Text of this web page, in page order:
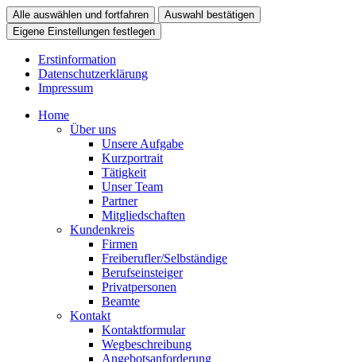
Alle auswählen und fortfahren
Auswahl bestätigen
Eigene Einstellungen festlegen
Erstinformation
Datenschutzerklärung
Impressum
Home
Über uns
Unsere Aufgabe
Kurzportrait
Tätigkeit
Unser Team
Partner
Mitgliedschaften
Kundenkreis
Firmen
Freiberufler/Selbständige
Berufseinsteiger
Privatpersonen
Beamte
Kontakt
Kontaktformular
Wegbeschreibung
Angebotsanforderung